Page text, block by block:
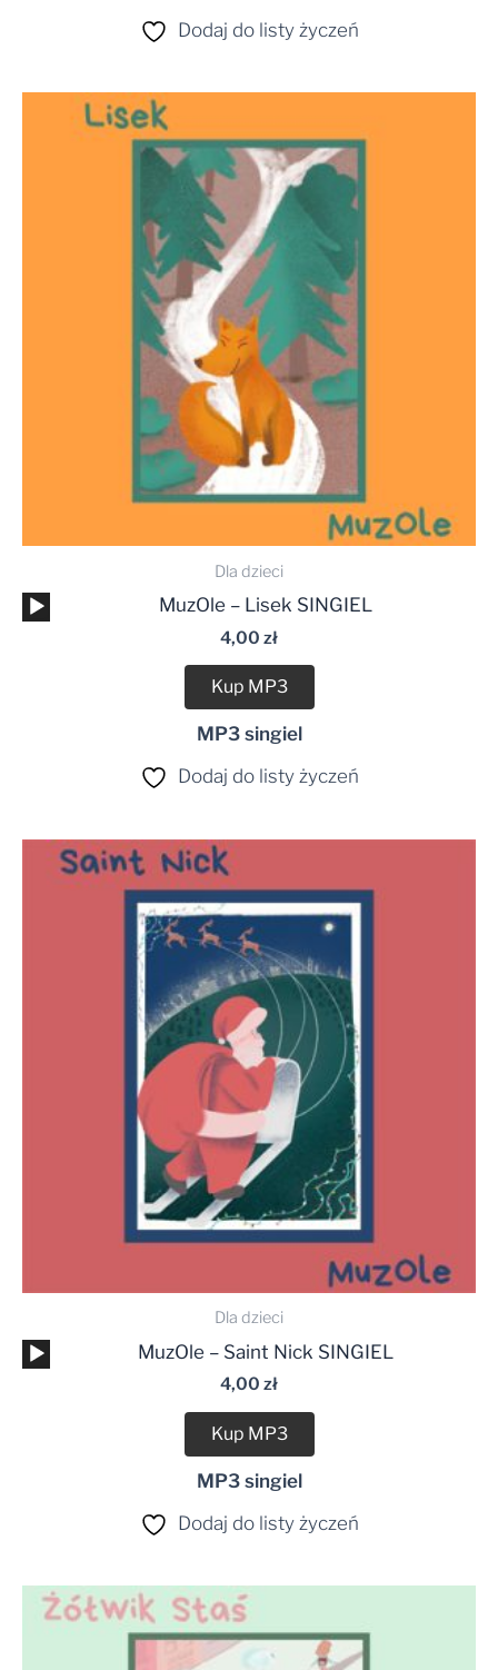
Dodaj do listy życzeń
Dla dzieci
Odtwarzacz
plików
MuzOle – Lisek SINGIEL
4,00 zł
Kup MP3
MP3 singiel
Dodaj do listy życzeń
Dla dzieci
Odtwarzacz
plików
MuzOle – Saint Nick SINGIEL
4,00 zł
Kup MP3
MP3 singiel
Dodaj do listy życzeń